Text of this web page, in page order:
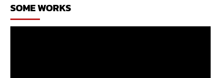
SOME WORKS